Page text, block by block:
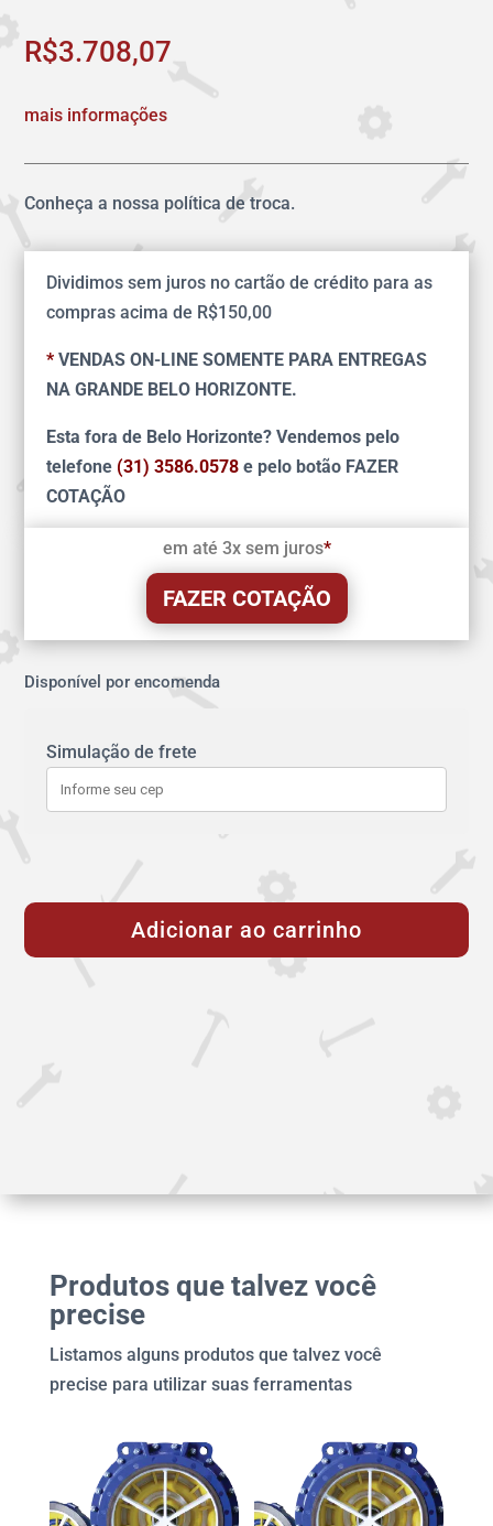
R$3.708,07
mais informações
Conheça a nossa política de troca.
Dividimos sem juros no cartão de crédito para as
compras acima de R$150,00
* VENDAS ON-LINE SOMENTE PARA ENTREGAS
NA GRANDE BELO HORIZONTE.
Esta fora de Belo Horizonte? Vendemos pelo
telefone (31) 3586.0578 e pelo botão FAZER
COTAÇÃO
em até 3x sem juros*
FAZER COTAÇÃO
Disponível por encomenda
Simulação de frete
de
Retenção
Agua
quantidade
Adicionar ao carrinho
Produtos que talvez você
precise
Listamos alguns produtos que talvez você
precise para utilizar suas ferramentas